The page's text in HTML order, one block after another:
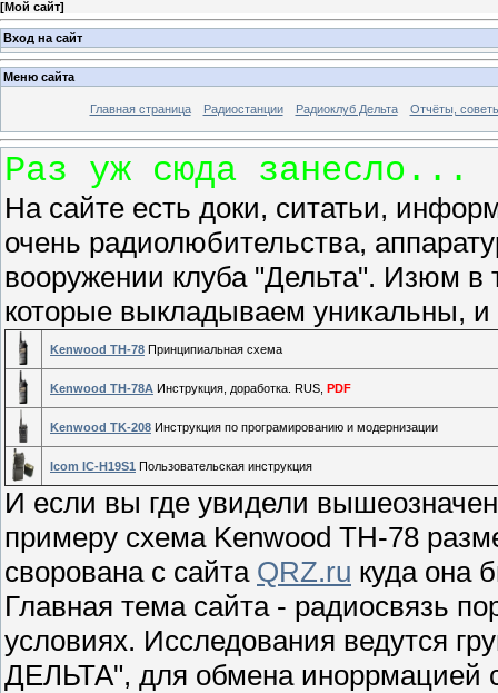
[Мой сайт]
Вход на сайт
Меню сайта
Главная страница Радиостанции Радиоклуб Дельта Отчёты,
Раз уж сюда занесло...
На сайте есть доки, ситатьи,
очень радиолюбительства,
вооружении клуба "Дельта". Изюм
которые выкладываем уникальны,
Kenwood TH-78 Принципиальная схема
Kenwood TH-78A Инструкция, доработка. RUS, PDF
Kenwood TK-208 Инструкция по програмированию и модернизации
Icom IC-H19S1 Пользовательская инструкция
И если вы где увидели
примеру схема Kenwood TH-78
сворована с сайта QRZ.ru куда она
Главная тема сайта - радиосвязь
условиях. Исследования ведутся
ДЕЛЬТА", для обмена иноррмацией